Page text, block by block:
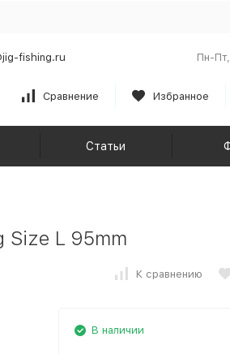
fishing.ru Пн-
Сравнение Избранное
Статьи
Size L 95mm
К сравнению
В наличии